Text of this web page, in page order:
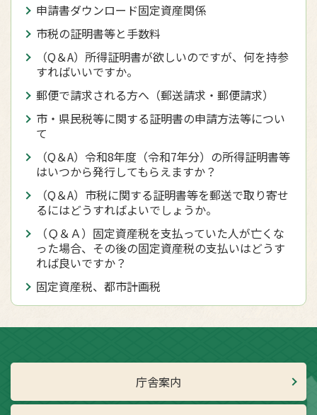
申請書ダウンロード固定資産関係
市税の証明書等と手数料
（Q＆A）所得証明書が欲しいのですが、何を持参
すればいいですか。
郵便で請求される方へ（郵送請求・郵便請求）
市・県民税等に関する証明書の申請方法等につい
て
（Q＆A）令和8年度（令和7年分）の所得証明書等
はいつから発行してもらえますか？
（Q＆A）市税に関する証明書等を郵送で取り寄せ
るにはどうすればよいでしょうか。
（Ｑ＆Ａ）固定資産税を支払っていた人が亡くな
った場合、その後の固定資産税の支払いはどうす
れば良いですか？
固定資産税、都市計画税
庁舎案内